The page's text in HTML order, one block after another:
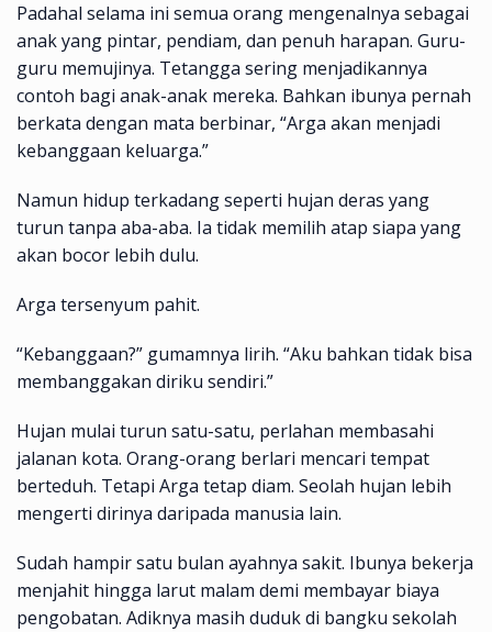
Padahal selama ini semua orang mengenalnya sebagai
anak yang pintar, pendiam, dan penuh harapan. Guru-
guru memujinya. Tetangga sering menjadikannya
contoh bagi anak-anak mereka. Bahkan ibunya pernah
berkata dengan mata berbinar, “Arga akan menjadi
kebanggaan keluarga.”
Namun hidup terkadang seperti hujan deras yang
turun tanpa aba-aba. Ia tidak memilih atap siapa yang
akan bocor lebih dulu.
Arga tersenyum pahit.
“Kebanggaan?” gumamnya lirih. “Aku bahkan tidak bisa
membanggakan diriku sendiri.”
Hujan mulai turun satu-satu, perlahan membasahi
jalanan kota. Orang-orang berlari mencari tempat
berteduh. Tetapi Arga tetap diam. Seolah hujan lebih
mengerti dirinya daripada manusia lain.
Sudah hampir satu bulan ayahnya sakit. Ibunya bekerja
menjahit hingga larut malam demi membayar biaya
pengobatan. Adiknya masih duduk di bangku sekolah